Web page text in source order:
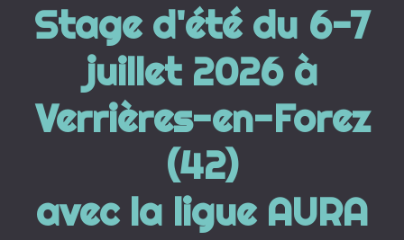
Stage d'été du 6-7
juillet 2026 à
Verrières-en-Forez
(42)
avec la ligue AURA